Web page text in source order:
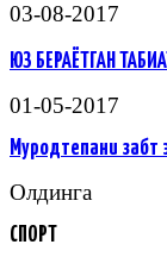
03-08-2017
ЮЗ БЕРАЁТГАН
01-05-2017
Муродтепани забт
Олдинга
СПОРТ